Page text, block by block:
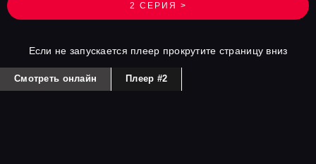
2 СЕРИЯ >
Если не запускается плеер прокрутите страницу вниз
Смотреть онлайн Плеер #2